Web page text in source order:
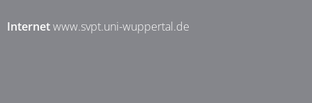
Internetwww.svpt.uni-wuppertal.de